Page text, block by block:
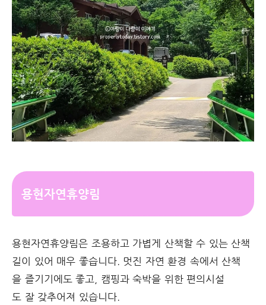
용현자연휴양림
용현자연휴양림은 조용하고 가볍게 산책할 수 있는 산책
길이 있어 매우 좋습니다. 멋진 자연 환경 속에서 산책
을 즐기기에도 좋고, 캠핑과 숙박을 위한 편의시설
도 잘 갖추어져 있습니다.